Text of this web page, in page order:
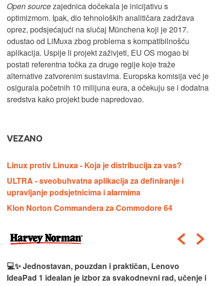
Open sourcezajednica dočekala je inicijativu s
optimizmom. Ipak, dio tehnoloških analitičara zadržava
oprez, podsjećajući na slučaj Münchena koji je 2017.
odustao od LiMuxa zbog problema s kompatibilnošću
aplikacija. Uspije li projekt zaživjeti, EU OS mogao bi
postati referentna točka za druge regije koje traže
alternative zatvorenim sustavima. Europska komisija već je
osigurala početnih 10 milijuna eura, a očekuju se i dodatna
sredstva kako projekt bude napredovao.
VEZANO
Linux protiv Linuxa - Koja je distribucija za vas?
ULTRA - sveobuhvatna aplikacija za definiranje i
upravljanje podsjetnicima i alarmima
Klon Norton Commandera za Commodore 64
💻✨ Jednostavan, pouzdan i praktičan, Lenovo
IdeaPad 1 idealan je izbor za svakodnevni rad, učenje i